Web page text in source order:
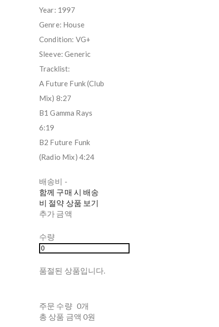
Year: 1997
Genre: House
Condition: VG+
Sleeve: Generic
Tracklist:
A Future Funk (Club
Mix) 8:27
B1 Gamma Rays
6:19
B2 Future Funk
(Radio Mix) 4:24
배송비 -
함께 구매 시 배송
비 절약 상품 보기
추가 금액
수량
품절된 상품입니다.
주문 수량 0개
총 상품 금액 0원